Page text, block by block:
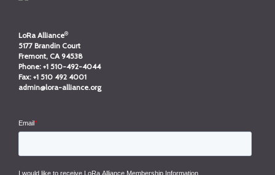
LoRa Alliance®
5177 Brandin Court
Fremont, CA 94538
Phone: +1 510-492-4044
Fax: +1 510 492 4001
admin@lora-alliance.org